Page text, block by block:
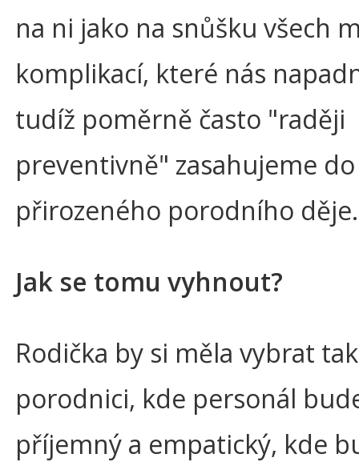
na ni jako na snůšku všech
komplikací, které nás
tudíž poměrně často "raději
preventivně" zasahujeme do
přirozeného porodního děje.
Jak se tomu vyhnout?
Rodička by si měla vybrat
porodnici, kde personál
příjemný a empatický, kde